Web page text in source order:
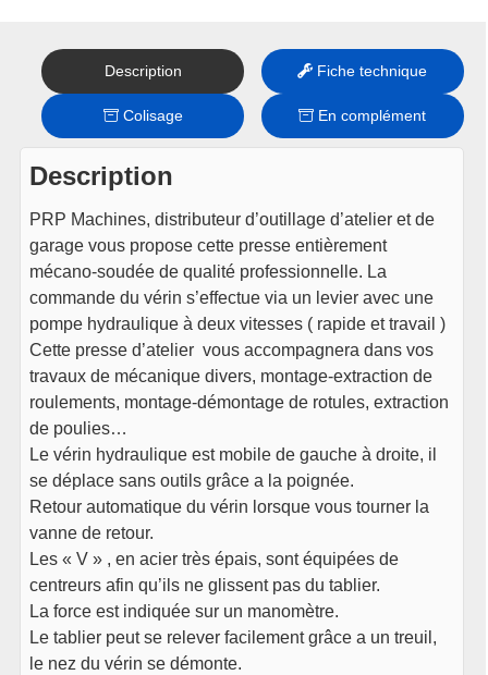
Description Fiche technique
Colisage En complément
Description
PRP Machines, distributeur d’outillage d’atelier et de
garage vous propose cette presse entièrement
mécano-soudée de qualité professionnelle. La
commande du vérin s’effectue via un levier avec une
pompe hydraulique à deux vitesses ( rapide et travail )
Cette presse d’atelier vous accompagnera dans vos
travaux de mécanique divers, montage-extraction de
roulements, montage-démontage de rotules, extraction
de poulies…
Le vérin hydraulique est mobile de gauche à droite, il
se déplace sans outils grâce a la poignée.
Retour automatique du vérin lorsque vous tourner la
vanne de retour.
Les « V » , en acier très épais, sont équipées de
centreurs afin qu’ils ne glissent pas du tablier.
La force est indiquée sur un manomètre.
Le tablier peut se relever facilement grâce a un treuil,
le nez du vérin se démonte.